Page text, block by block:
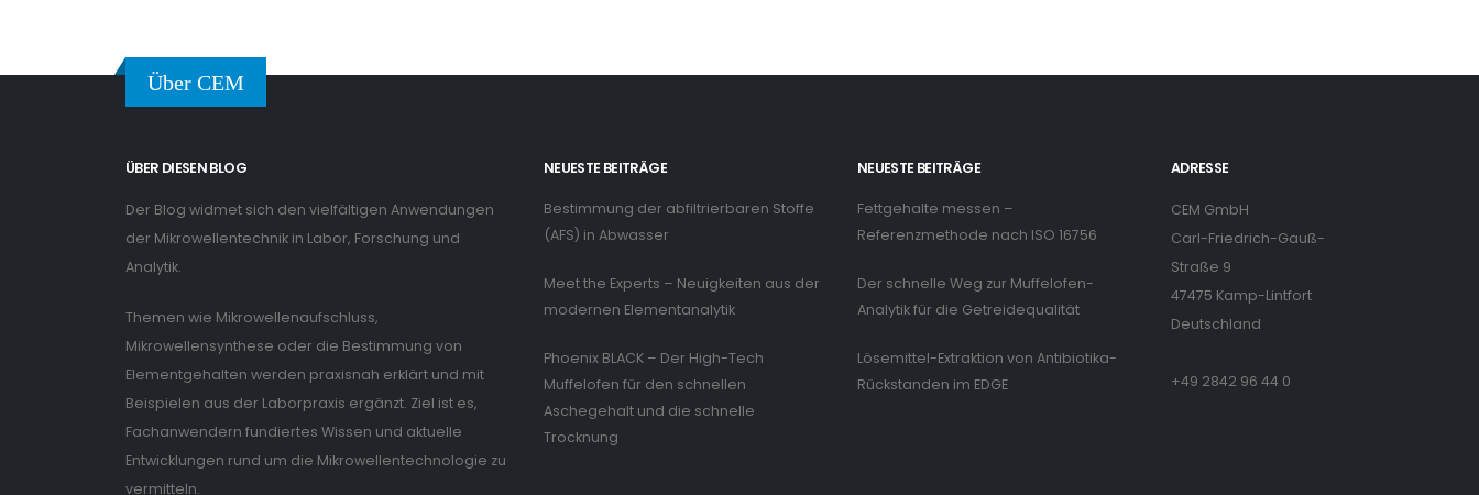
Über CEM
ÜBER DIESEN BLOG
Der Blog widmet sich den vielfältigen Anwendungen
der Mikrowellentechnik in Labor, Forschung und
Analytik.
Themen wie Mikrowellenaufschluss,
Mikrowellensynthese oder die Bestimmung von
Elementgehalten werden praxisnah erklärt und mit
Beispielen aus der Laborpraxis ergänzt. Ziel ist es,
Fachanwendern fundiertes Wissen und aktuelle
Entwicklungen rund um die Mikrowellentechnologie zu
vermitteln.
NEUESTE BEITRÄGE
Bestimmung der abfiltrierbaren Stoffe
(AFS) in Abwasser
Meet the Experts – Neuigkeiten aus der
modernen Elementanalytik
Phoenix BLACK – Der High-Tech
Muffelofen für den schnellen
Aschegehalt und die schnelle
Trocknung
NEUESTE BEITRÄGE
Fettgehalte messen –
Referenzmethode nach ISO 16756
Der schnelle Weg zur Muffelofen-
Analytik für die Getreidequalität
Lösemittel-Extraktion von Antibiotika-
Rückstanden im EDGE
ADRESSE
CEM GmbH
Carl-Friedrich-Gauß-
Straße 9
47475 Kamp-Lintfort
Deutschland
+49 2842 96 44 0